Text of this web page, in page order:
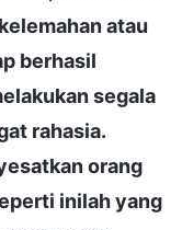
atau
berhasil
segala
rahasia.
orang
inilah yang